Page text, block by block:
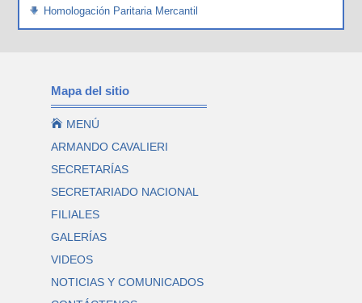
Homologación Paritaria Mercantil
Mapa del sitio
 MENÚ
ARMANDO CAVALIERI
SECRETARÍAS
SECRETARIADO NACIONAL
FILIALES
GALERÍAS
VIDEOS
NOTICIAS Y COMUNICADOS